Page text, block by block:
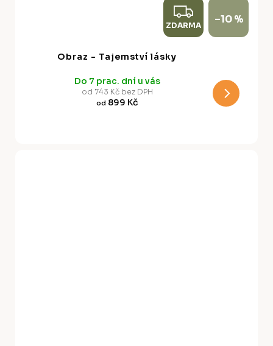
Z
D
ZDARMA –10 %
Obraz - Tajemství lásky
Do 7 prac. dní u vás
od 743 Kč bez DPH
od 899 Kč